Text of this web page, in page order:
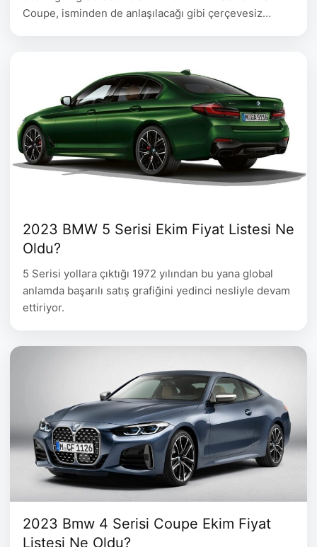
Coupe, isminden de anlaşılacağı gibi çerçevesiz
büyük rakibi …
2023 BMW 5 Serisi Ekim Fiyat Listesi Ne
Oldu?
5 Serisi yollara çıktığı 1972 yılından bu yana global
anlamda başarılı satış grafiğini yedinci nesliyle devam
ettiriyor.
2023 Bmw 4 Serisi Coupe Ekim Fiyat
Listesi Ne Oldu?